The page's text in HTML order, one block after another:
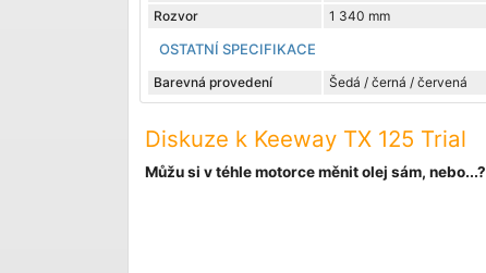
Rozvor
1 340 mm
OSTATNÍ SPECIFIKACE
Barevná provedení Šedá / černá / červená
Diskuze k Keeway TX 125 Trial
Můžu si v téhle motorce měnit olej sám, nebo...?